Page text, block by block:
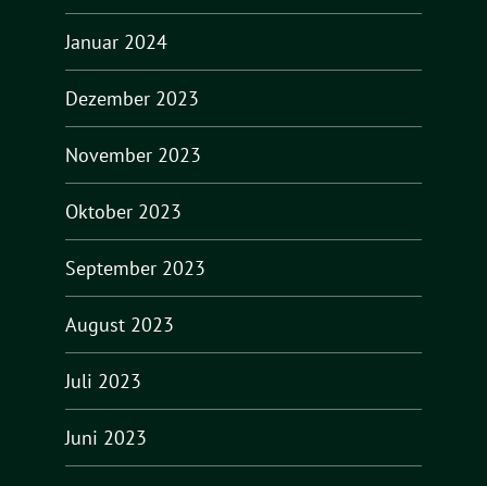
Januar 2024
Dezember 2023
November 2023
Oktober 2023
September 2023
August 2023
Juli 2023
Juni 2023